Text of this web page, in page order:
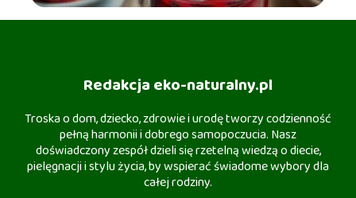
Redakcja eko-naturalny.pl
Troska o dom, dziecko, zdrowie i urodę tworzy codzienność
pełną harmonii i dobrego samopoczucia. Nasz
doświadczony zespół dzieli się rzetelną wiedzą o diecie,
pielęgnacji i stylu życia, by wspierać świadome wybory dla
całej rodziny.